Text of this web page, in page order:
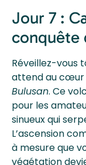
Jour 7 :
conquête
Réveillez-vous
attend au cœur
Bulusan. Ce
pour les
sinueux qui
L’ascension
à mesure que
végétation